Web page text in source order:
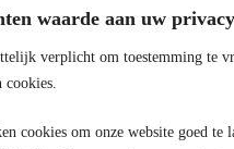
waarde aan uw privacy
verplicht om toestemming te
cookies.
cookies om onze website goed te